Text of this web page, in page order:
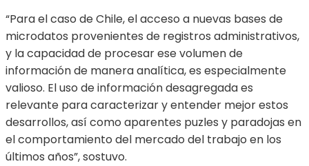
“Para el caso de Chile, el acceso a nuevas bases de
microdatos provenientes de registros administrativos,
y la capacidad de procesar ese volumen de
información de manera analítica, es especialmente
valioso. El uso de información desagregada es
relevante para caracterizar y entender mejor estos
desarrollos, así como aparentes puzles y paradojas en
el comportamiento del mercado del trabajo en los
últimos años”, sostuvo.